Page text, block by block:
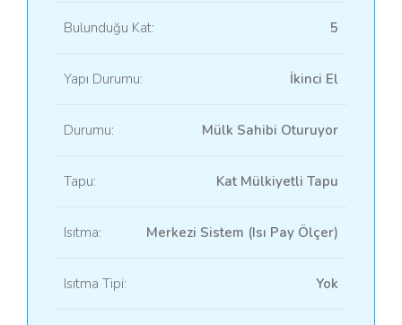
Bulunduğu Kat: 5
Yapı Durumu: İkinci El
Durumu: Mülk Sahibi Oturuyor
Tapu: Kat Mülkiyetli Tapu
Isıtma: Merkezi Sistem (Isı Pay Ölçer)
Isıtma Tipi: Yok